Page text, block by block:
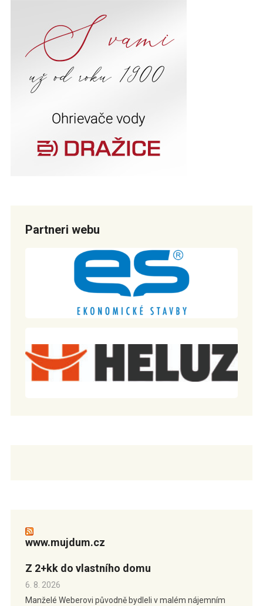
Partneri webu
www.mujdum.cz
Z 2+kk do vlastního domu
6. 8. 2026
Manželé Weberovi původně bydleli v malém nájemním